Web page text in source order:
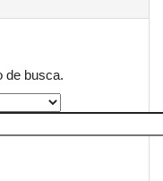
de busca.